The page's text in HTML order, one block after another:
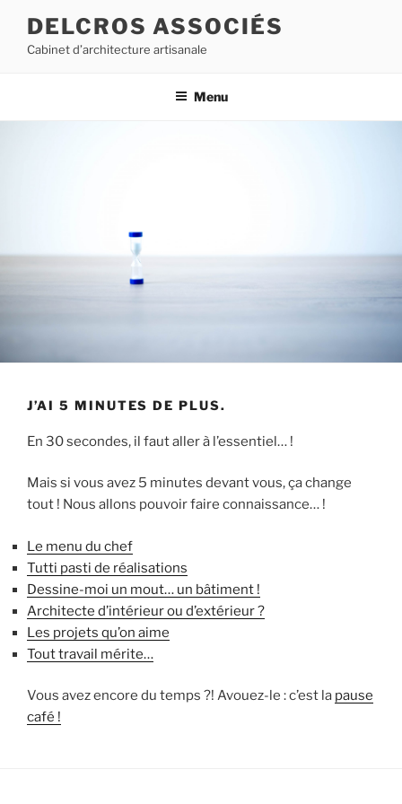
contenu
DELCROS ASSOCIÉS
Cabinet d’architecture artisanale
Menu
J’AI 5 MINUTES DE PLUS.
En 30 secondes, il faut aller à l’essentiel… !
Mais si vous avez 5 minutes devant vous, ça change
tout ! Nous allons pouvoir faire connaissance… !
Le menu du chef
Tutti pasti de réalisations
Dessine-moi un mout… un bâtiment !
Architecte d’intérieur ou d’extérieur ?
Les projets qu’on aime
Tout travail mérite…
Vous avez encore du temps ?! Avouez-le : c’est la pause
café !